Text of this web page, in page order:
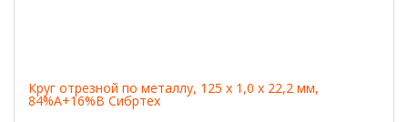
Круг отрезной по металлу, 125 х 1,0 х 22,2 мм,
84%A+16%B Сибртех